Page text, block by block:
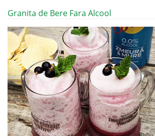
Granita de Bere Fara Alcool